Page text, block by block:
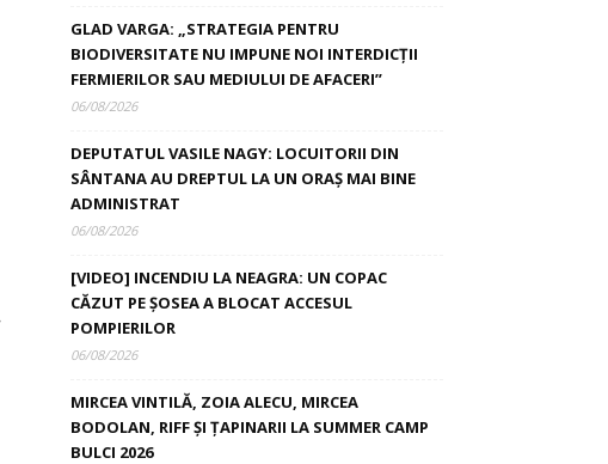
GLAD VARGA: „STRATEGIA PENTRU
BIODIVERSITATE NU IMPUNE NOI INTERDICȚII
FERMIERILOR SAU MEDIULUI DE AFACERI”
06/08/2026
DEPUTATUL VASILE NAGY: LOCUITORII DIN
SÂNTANA AU DREPTUL LA UN ORAȘ MAI BINE
ADMINISTRAT
06/08/2026
[VIDEO] INCENDIU LA NEAGRA: UN COPAC
CĂZUT PE ȘOSEA A BLOCAT ACCESUL
POMPIERILOR
06/08/2026
MIRCEA VINTILĂ, ZOIA ALECU, MIRCEA
BODOLAN, RIFF ȘI ȚAPINARII LA SUMMER CAMP
BULCI 2026